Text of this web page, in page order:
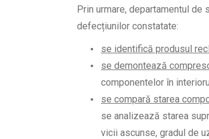
Prin urmare, departamentul de
defecțiunilor constatate:
se identifică produsul
se demontează
componentelor în
se compară starea
se analizează starea
vicii ascunse, gradul de